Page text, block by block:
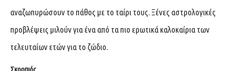
αναζωπυρώσουν το πάθος με το ταίρι τους. Ξένες αστρολογικές
προβλέψεις μιλούν για ένα από τα πιο ερωτικά καλοκαίρια των
τελευταίων ετών για το ζώδιο.
Σκορπιός